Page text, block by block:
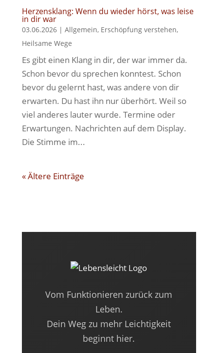
Herzensklang: Wenn du wieder hörst, was leise
in dir war
03.06.2026| Allgemein, Erschöpfung verstehen,
Heilsame Wege
Es gibt einen Klang in dir, der war immer da.
Schon bevor du sprechen konntest. Schon
bevor du gelernt hast, was andere von dir
erwarten. Du hast ihn nur überhört. Weil so
viel anderes lauter wurde. Termine oder
Erwartungen. Nachrichten auf dem Display.
Die Stimme im...
« Ältere Einträge
Vom Funktionieren zurück zum
Leben.
Dein Weg zu mehr Leichtigkeit
beginnt hier.